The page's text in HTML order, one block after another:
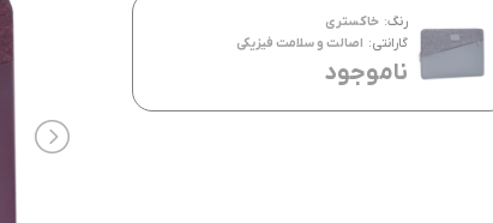
رنگ: خاکستری
گارانتی: اصالت و سلامت فیزیکی
ناموجود